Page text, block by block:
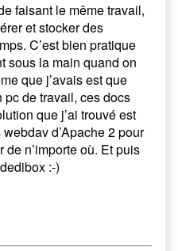
faisant le même travail,
et stocker des
C’est bien pratique
sous la main quand on
que j’avais est que
pc de travail, ces docs
que j’ai trouvé est
d’Apache 2 pour
n’importe où. Et puis
:-)